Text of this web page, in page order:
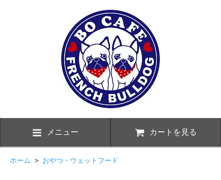
メニュー カートを見る
ホーム > おやつ・ウェットフード